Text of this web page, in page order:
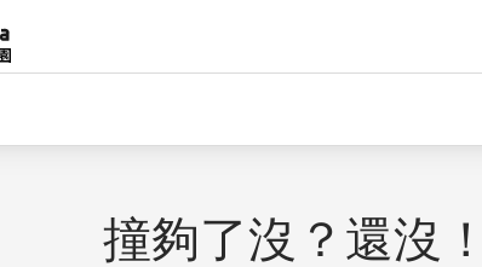
撞夠了沒？還沒